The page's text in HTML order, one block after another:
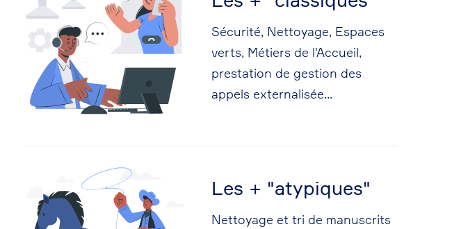
Sécurité, Nettoyage, Espaces
verts, Métiers de l'Accueil,
prestation de gestion des
appels externalisée...
Les + "atypiques"
Nettoyage et tri de manuscrits